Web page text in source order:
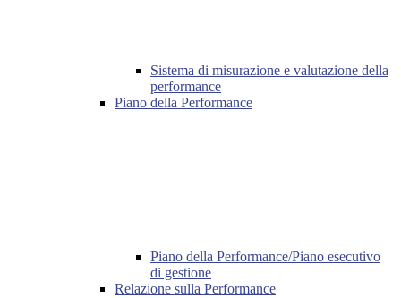
Sistema di misurazione e valutazione della
performance
Piano della Performance
Piano della Performance/Piano esecutivo
di gestione
Relazione sulla Performance